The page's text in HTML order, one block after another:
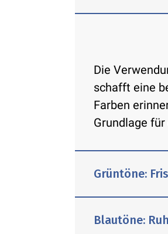
Die
schafft eine
Farben
Grundlage
Grüntöne:
Blautöne: